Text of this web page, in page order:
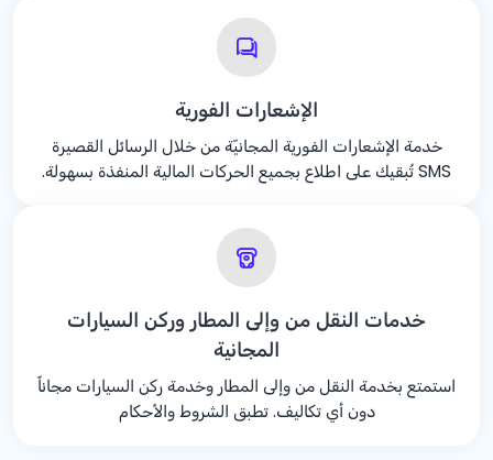
الإشعارات الفورية
خدمة الإشعارات الفورية المجانيّة من خلال الرسائل القصيرة
SMS تُبقيك على اطلاع بجميع الحركات المالية المنفذة بسهولة.
خدمات النقل من وإلى المطار وركن السيارات
المجانية
استمتع بخدمة النقل من وإلى المطار وخدمة ركن السيارات مجاناً
دون أي تكاليف. تطبق الشروط والأحكام